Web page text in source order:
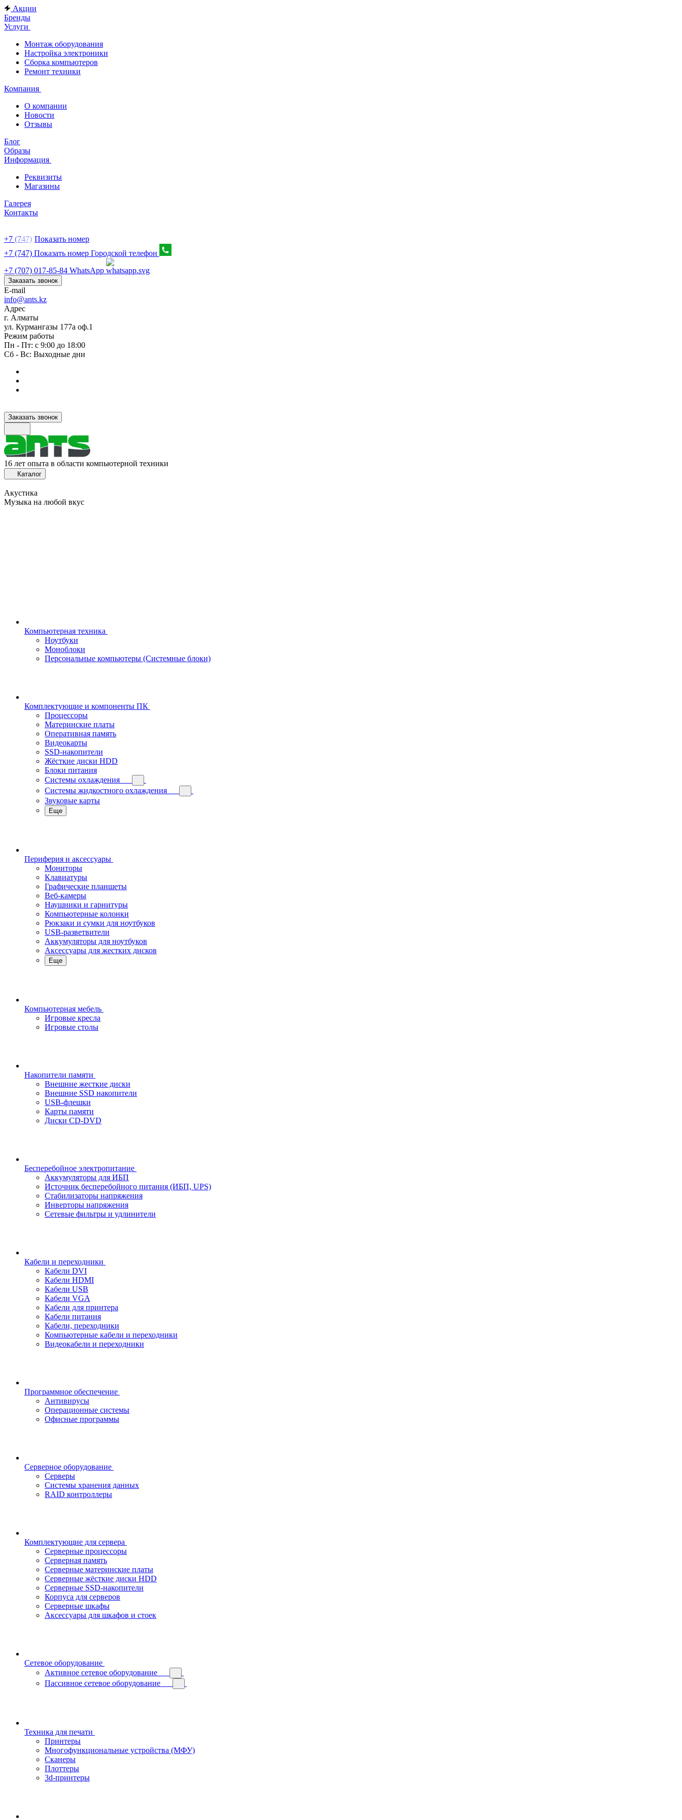
Акции
Бренды
Услуги
Монтаж оборудования
Настройка электроники
Сборка компьютеров
Ремонт техники
Компания
О компании
Новости
Отзывы
Блог
Образы
Информация
Реквизиты
Магазины
Галерея
Контакты
+7 (747) Показать номер
+7 (747) Показать номер Городской телефон
+7 (707) 017-85-84 WhatsApp
Заказать звонок
E-mail
info@ants.kz
Адрес
г. Алматы
ул. Курмангазы 177а оф.1
Режим работы
Пн - Пт: с 9:00 до 18:00
Сб - Вс: Выходные дни
Заказать звонок
16 лет опыта в области компьютерной техники
Каталог
Акустика
Музыка на любой вкус
Компьютерная техника
Ноутбуки
Моноблоки
Персональные компьютеры (Системные блоки)
Комплектующие и компоненты ПК
Процессоры
Материнские платы
Оперативная память
Видеокарты
SSD-накопители
Жёсткие диски HDD
Блоки питания
Системы охлаждения
Системы жидкостного охлаждения
Звуковые карты
Еще
Периферия и аксессуары
Мониторы
Клавиатуры
Графические планшеты
Веб-камеры
Наушники и гарнитуры
Компьютерные колонки
Рюкзаки и сумки для ноутбуков
USB-разветвители
Аккумуляторы для ноутбуков
Аксессуары для жестких дисков
Еще
Компьютерная мебель
Игровые кресла
Игровые столы
Накопители памяти
Внешние жесткие диски
Внешние SSD накопители
USB-флешки
Карты памяти
Диски CD-DVD
Бесперебойное электропитание
Аккумуляторы для ИБП
Источник бесперебойного питания (ИБП, UPS)
Стабилизаторы напряжения
Инверторы напряжения
Сетевые фильтры и удлинители
Кабели и переходники
Кабели DVI
Кабели HDMI
Кабели USB
Кабели VGA
Кабели для принтера
Кабели питания
Кабели, переходники
Компьютерные кабели и переходники
Видеокабели и переходники
Программное обеспечение
Антивирусы
Операционные системы
Офисные программы
Серверное оборудование
Серверы
Системы хранения данных
RAID контроллеры
Комплектующие для сервера
Серверные процессоры
Серверная память
Серверные материнские платы
Серверные жёсткие диски HDD
Серверные SSD-накопители
Корпуса для серверов
Серверные шкафы
Аксессуары для шкафов и стоек
Сетевое оборудование
Активное сетевое оборудование
Пассивное сетевое оборудование
Техника для печати
Принтеры
Многофункциональные устройства (МФУ)
Сканеры
Плоттеры
3d-принтеры